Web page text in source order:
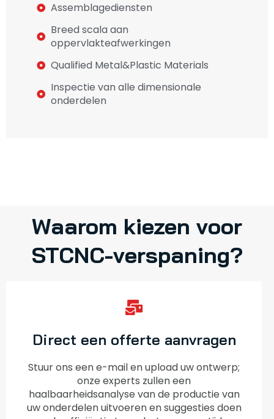
Assemblagediensten
Breed scala aan
oppervlakteafwerkingen
Qualified Metal&Plastic Materials
Inspectie van alle dimensionale
onderdelen
Waarom kiezen voor
STCNC-verspaning?
Direct een offerte aanvragen
Stuur ons een e-mail en upload uw ontwerp;
onze experts zullen een
haalbaarheidsanalyse van de productie van
uw onderdelen uitvoeren en suggesties doen